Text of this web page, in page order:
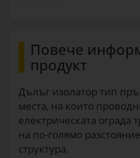
Повече
продукт
Дълъг изолатор тип
места, на които
електрическата ограда
на по-голямо
структура.